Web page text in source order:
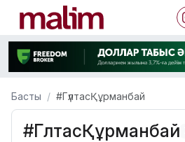
Басты #ГүлтасҚұрманбай
#ГүлтасҚұрманбай